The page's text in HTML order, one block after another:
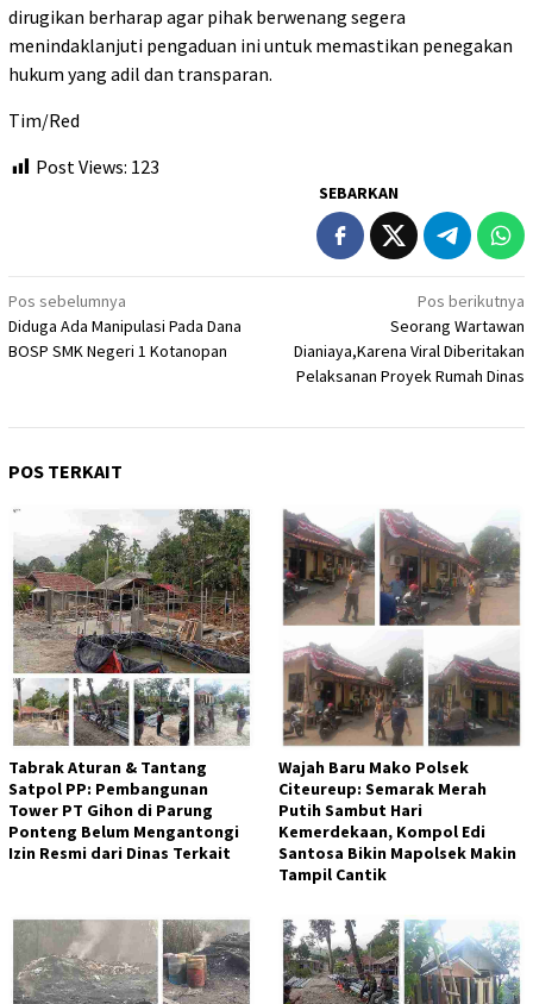
dirugikan berharap agar pihak berwenang segera
menindaklanjuti pengaduan ini untuk memastikan penegakan
hukum yang adil dan transparan.
Tim/Red
Post Views: 123
SEBARKAN
Navigasi
pos
Pos sebelumnya
Diduga Ada Manipulasi Pada Dana
BOSP SMK Negeri 1 Kotanopan
Pos berikutnya
Seorang Wartawan
Dianiaya,Karena Viral Diberitakan
Pelaksanan Proyek Rumah Dinas
POS TERKAIT
Tabrak Aturan & Tantang
Satpol PP: Pembangunan
Tower PT Gihon di Parung
Ponteng Belum Mengantongi
Izin Resmi dari Dinas Terkait
Wajah Baru Mako Polsek
Citeureup: Semarak Merah
Putih Sambut Hari
Kemerdekaan, Kompol Edi
Santosa Bikin Mapolsek Makin
Tampil Cantik